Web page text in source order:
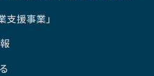
支援事業」